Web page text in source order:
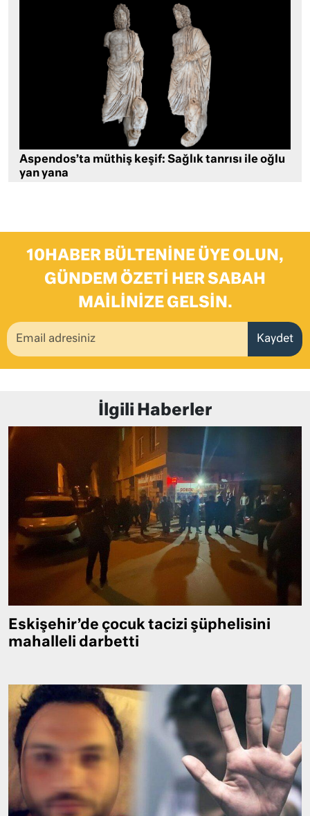
Aspendos’ta müthiş keşif: Sağlık tanrısı ile oğlu
yan yana
10HABER BÜLTENINE ÜYE OLUN,
GÜNDEM ÖZETI HER SABAH
MAILINIZE GELSIN.
Kaydet
İlgili Haberler
Eskişehir’de çocuk tacizi şüphelisini
mahalleli darbetti